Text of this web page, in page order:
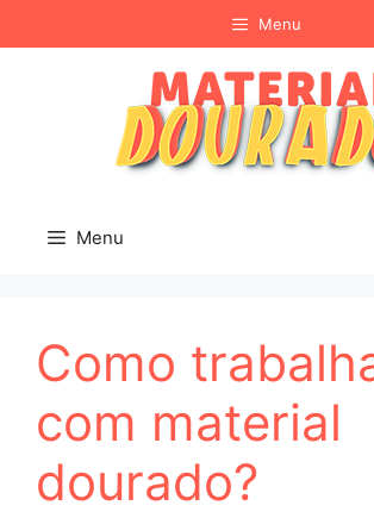
para
Menu
Menu
Como
com material
dourado?